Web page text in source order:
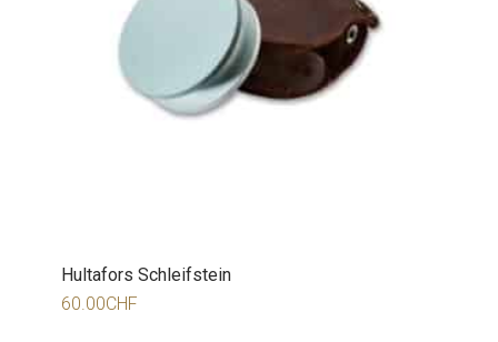
Hultafors Schleifstein
60.00CHF